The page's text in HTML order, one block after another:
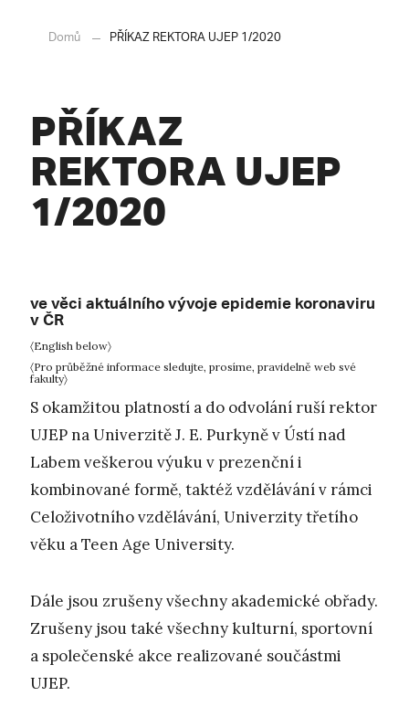
Domů PŘÍKAZ REKTORA UJEP 1/2020
PŘÍKAZ
REKTORA UJEP
1/2020
ve věci aktuálního vývoje epidemie koronaviru
v ČR
〈English below〉
〈Pro průběžné informace sledujte, prosíme, pravidelně web své
fakulty〉
S okamžitou platností a do odvolání ruší rektor
UJEP na Univerzitě J. E. Purkyně v Ústí nad
Labem veškerou výuku v prezenční i
kombinované formě, taktéž vzdělávání v rámci
Celoživotního vzdělávání, Univerzity třetího
věku a Teen Age University.
Dále jsou zrušeny všechny akademické obřady.
Zrušeny jsou také všechny kulturní, sportovní
a společenské akce realizované součástmi
UJEP.